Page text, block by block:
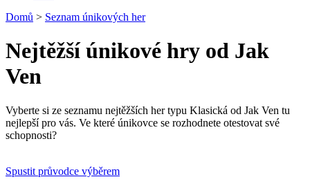
Domů > Seznam únikových her
Nejtěžší únikové hry od Jak
Ven
Vyberte si ze seznamu nejtěžších her typu Klasická od Jak Ven tu
nejlepší pro vás. Ve které únikovce se rozhodnete otestovat své
schopnosti?
Spustit průvodce výběrem